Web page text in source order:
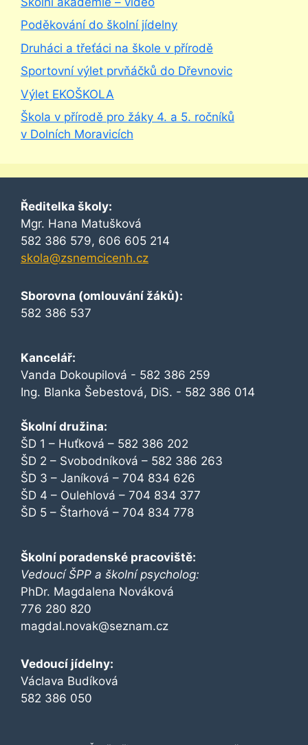
Poděkování do školní jídelny
Druháci a třeťáci na škole v přírodě
Sportovní výlet prvňáčků do Dřevnovic
Výlet EKOŠKOLA
Škola v přírodě pro žáky 4. a 5. ročníků
v Dolních Moravicích
Ředitelka školy:
Mgr. Hana Matušková
582 386 579, 606 605 214
skola@zsnemcicenh.cz
Sborovna (omlouvání žáků):
582 386 537
Kancelář:
Vanda Dokoupilová - 582 386 259
Ing. Blanka Šebestová, DiS. - 582 386 014
Školní družina:
ŠD 1 – Huťková – 582 386 202
ŠD 2 – Svobodníková – 582 386 263
ŠD 3 – Janíková – 704 834 626
ŠD 4 – Oulehlová – 704 834 377
ŠD 5 – Štarhová – 704 834 778
Školní poradenské pracoviště:
Vedoucí ŠPP a školní psycholog:
PhDr. Magdalena Nováková
776 280 820
magdal.novak@seznam.cz
Vedoucí jídelny:
Václava Budíková
582 386 050